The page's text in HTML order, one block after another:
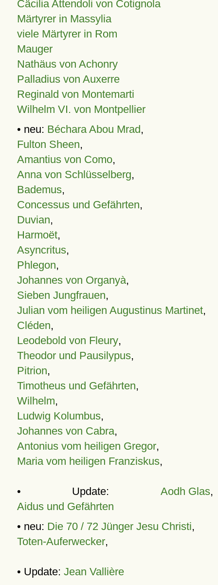
Cäcilia Attendoli von Cotignola
Märtyrer in Massylia
viele Märtyrer in Rom
Mauger
Nathäus von Achonry
Palladius von Auxerre
Reginald von Montemarti
Wilhelm VI. von Montpellier
• neu: Béchara Abou Mrad,
Fulton Sheen,
Amantius von Como,
Anna von Schlüsselberg,
Bademus,
Concessus und Gefährten,
Duvian,
Harmoët,
Asyncritus,
Phlegon,
Johannes von Organyà,
Sieben Jungfrauen,
Julian vom heiligen Augustinus Martinet,
Cléden,
Leodebold von Fleury,
Theodor und Pausilypus,
Pitrion,
Timotheus und Gefährten,
Wilhelm,
Ludwig Kolumbus,
Johannes von Cabra,
Antonius vom heiligen Gregor,
Maria vom heiligen Franziskus,
• Update: Aodh Glas,
Aidus und Gefährten
• neu: Die 70 / 72 Jünger Jesu Christi,
Toten-Auferwecker,
• Update: Jean Vallière